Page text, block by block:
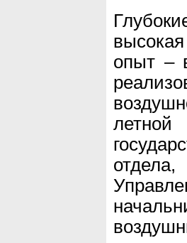
опыт –
отдела,